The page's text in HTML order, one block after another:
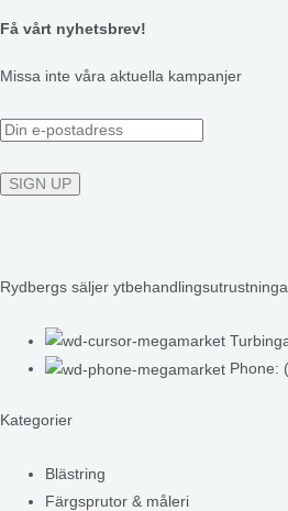
Få vårt nyhetsbrev!
Missa inte våra aktuella kampanjer
Rydbergs säljer
Phone:
Kategorier
Blästring
Färgsprutor & måleri